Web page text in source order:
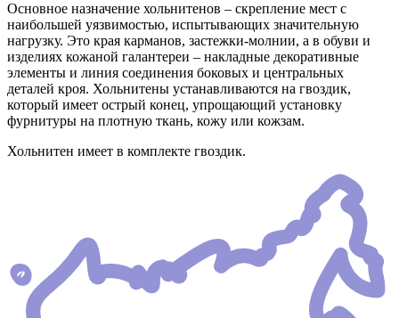
Основное назначение хольнитенов – скрепление мест с
наибольшей уязвимостью, испытывающих значительную
нагрузку. Это края карманов, застежки-молнии, а в обуви и
изделиях кожаной галантереи – накладные декоративные
элементы и линия соединения боковых и центральных
деталей кроя. Хольнитены устанавливаются на гвоздик,
который имеет острый конец, упрощающий установку
фурнитуры на плотную ткань, кожу или кожзам.
Хольнитен имеет в комплекте гвоздик.